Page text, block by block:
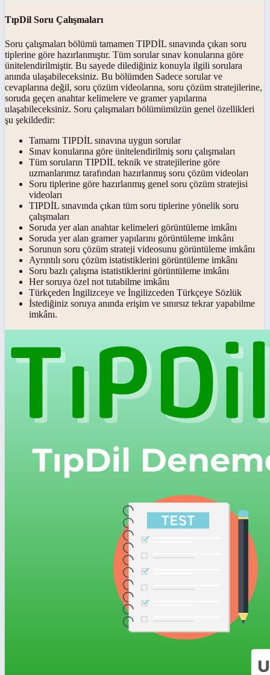
TıpDil Soru Çalışmaları
Soru çalışmaları bölümü tamamen TIPDİL sınavında çıkan soru
tiplerine göre hazırlanmıştır. Tüm sorular sınav konularına göre
ünitelendirilmiştir. Bu sayede dilediğiniz konuyla ilgili sorulara
anında ulaşabileceksiniz. Bu bölümden Sadece sorular ve
cevaplarına değil, soru çözüm videolarına, soru çözüm stratejilerine,
soruda geçen anahtar kelimelere ve gramer yapılarına
ulaşabileceksiniz. Soru çalışmaları bölümümüzün genel özellikleri
şu şekildedir:
Tamamı TIPDİL sınavına uygun sorular
Sınav konularına göre ünitelendirilmiş soru çalışmaları
Tüm soruların TIPDİL teknik ve stratejilerine göre
uzmanlarımız tarafından hazırlanmış soru çözüm videoları
Soru tiplerine göre hazırlanmış genel soru çözüm stratejisi
videoları
TIPDİL sınavında çıkan tüm soru tiplerine yönelik soru
çalışmaları
Soruda yer alan anahtar kelimeleri görüntüleme imkânı
Soruda yer alan gramer yapılarını görüntüleme imkânı
Sorunun soru çözüm strateji videosunu görüntüleme imkânı
Ayrıntılı soru çözüm istatistiklerini görüntüleme imkânı
Soru bazlı çalışma istatistiklerini görüntüleme imkânı
Her soruya özel not tutabilme imkânı
Türkçeden İngilizceye ve İngilizceden Türkçeye Sözlük
İstediğiniz soruya anında erişim ve sınırsız tekrar yapabilme
imkânı.